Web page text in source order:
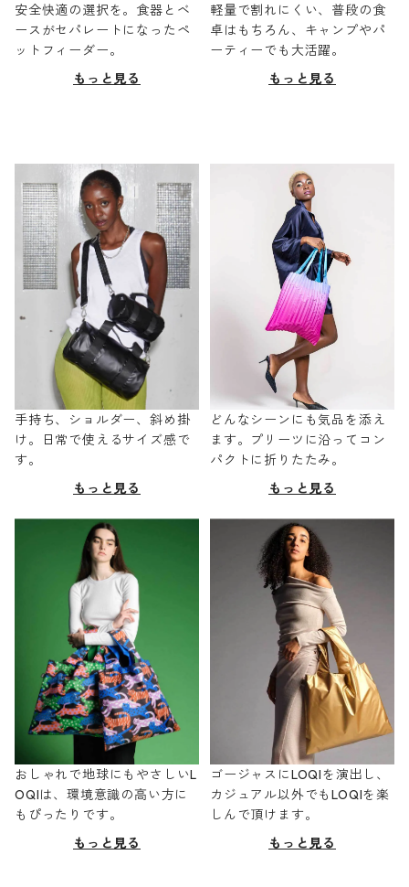
安全快適の選択を。食器とベ
ースがセパレートになったペ
ットフィーダー。
もっと見る
軽量で割れにくい、普段の食
卓はもちろん、キャンプやパ
ーティーでも大活躍。
もっと見る
手持ち、ショルダー、斜め掛
け。日常で使えるサイズ感で
す。
もっと見る
どんなシーンにも気品を添え
ます。プリーツに沿ってコン
パクトに折りたたみ。
もっと見る
おしゃれで地球にもやさしいL
OQIは、環境意識の高い方に
もぴったりです。
もっと見る
ゴージャスにLOQIを演出し、
カジュアル以外でもLOQIを楽
しんで頂けます。
もっと見る